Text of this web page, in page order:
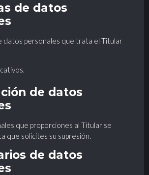
de datos
datos personales que trata el Titular
de datos
que proporciones al Titular se
que solicites su supresión.
de datos